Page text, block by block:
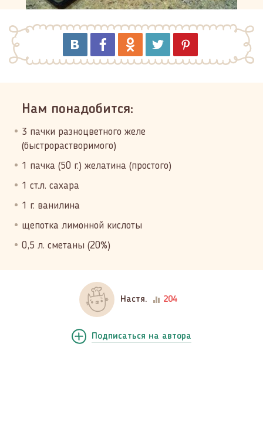
Нам понадобится:
3 пачки разноцветного желе
(быстрорастворимого)
1 пачка (50 г.) желатина (простого)
1 ст.л. сахара
1 г. ванилина
щепотка лимонной кислоты
0,5 л. сметаны (20%)
Настя. 204
Подписаться на автора